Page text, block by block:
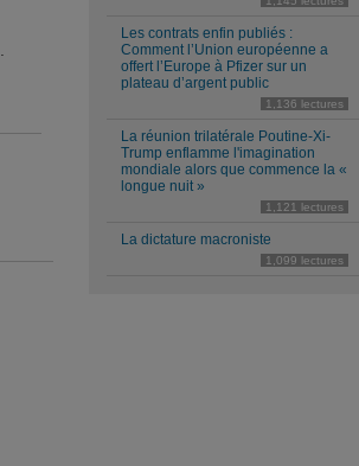
Les contrats enfin publiés :
Comment l’Union européenne a
offert l’Europe à Pfizer sur un
plateau d’argent public
1,136 lectures
La réunion trilatérale Poutine-Xi-
Trump enflamme l'imagination
mondiale alors que commence la «
longue nuit »
1,121 lectures
La dictature macroniste
1,099 lectures